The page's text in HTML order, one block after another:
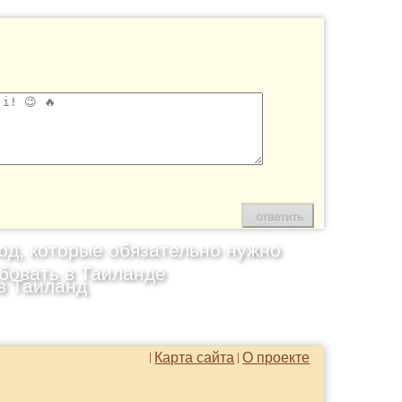
которые обязательно нужно
в Таиланде
Таиланд
О проекте
Карта сайта